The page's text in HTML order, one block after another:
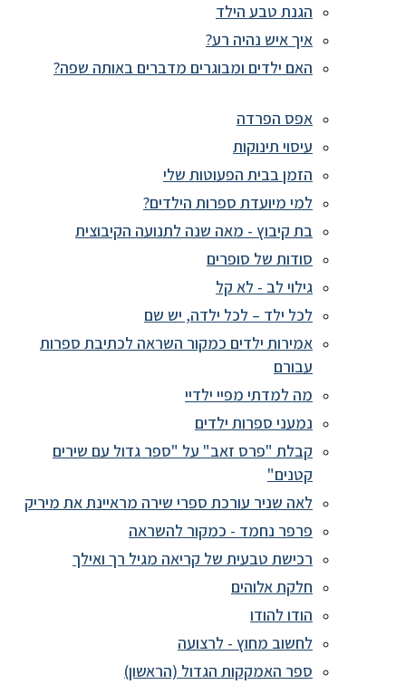
הגנת טבע הילד
איך איש נהיה רע?
האם ילדים ומבוגרים מדברים באותה שפה?
אפס הפרדה
עיסוי תינוקות
הזמן בבית הפעוטות שלי
למי מיועדת ספרות הילדים?
בת קיבוץ - מאה שנה לתנועה הקיבוצית
סודות של סופרים
גילוי לב - לא קל
לכל ילד – לכל ילדה, יש שם
אמירות ילדים כמקור השראה לכתיבת ספרות
עבורם
מה למדתי מפיי ילדיי
נמעני ספרות ילדים
קבלת "פרס זאב" על "ספר גדול עם שירים
קטנים"
לאה שניר עורכת ספרי שירה מראיינת את מיריק
פרפר נחמד - כמקור להשראה
רכישת טבעית של קריאה מגיל רך ואילך
חלקת אלוהים
הודו להודו
לחשוב מחוץ - לרצועה
ספר האמקקות הגדול (הראשון)